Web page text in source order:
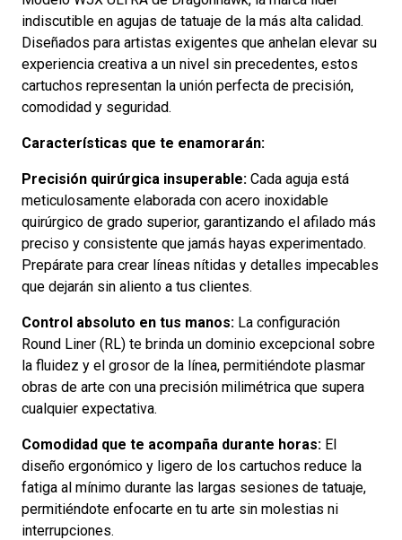
indiscutible en agujas de tatuaje de la más alta calidad.
Diseñados para artistas exigentes que anhelan elevar su
experiencia creativa a un nivel sin precedentes, estos
cartuchos representan la unión perfecta de precisión,
comodidad y seguridad.
Características que te enamorarán:
Precisión quirúrgica insuperable: Cada aguja está
meticulosamente elaborada con acero inoxidable
quirúrgico de grado superior, garantizando el afilado más
preciso y consistente que jamás hayas experimentado.
Prepárate para crear líneas nítidas y detalles impecables
que dejarán sin aliento a tus clientes.
Control absoluto en tus manos: La configuración
Round Liner (RL) te brinda un dominio excepcional sobre
la fluidez y el grosor de la línea, permitiéndote plasmar
obras de arte con una precisión milimétrica que supera
cualquier expectativa.
Comodidad que te acompaña durante horas: El
diseño ergonómico y ligero de los cartuchos reduce la
fatiga al mínimo durante las largas sesiones de tatuaje,
permitiéndote enfocarte en tu arte sin molestias ni
interrupciones.